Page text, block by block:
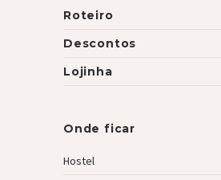
Roteiro
Descontos
Lojinha
Onde ficar
Hostel